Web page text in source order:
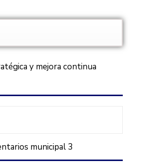
y mejora continua
municipal 3